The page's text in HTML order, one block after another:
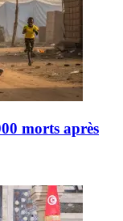
morts après